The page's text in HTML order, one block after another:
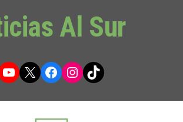
Al Sur
YouTube
X Facebook
Instagram
TikTok